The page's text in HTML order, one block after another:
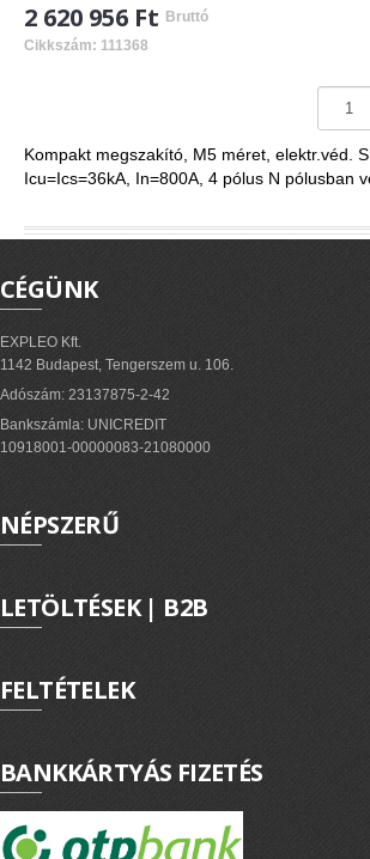
2 620 956 Ft Bruttó
Cikkszám: 111368
Kompakt megszakító, M5 méret, elektr.véd.
Icu=Ics=36kA, In=800A, 4 pólus N pólusban
CÉGÜNK
EXPLEO Kft.
1142 Budapest, Tengerszem u. 106.
Adószám: 23137875-2-42
Bankszámla: UNICREDIT
10918001-00000083-21080000
NÉPSZERŰ
LETÖLTÉSEK | B2B
FELTÉTELEK
BANKKÁRTYÁS FIZETÉS